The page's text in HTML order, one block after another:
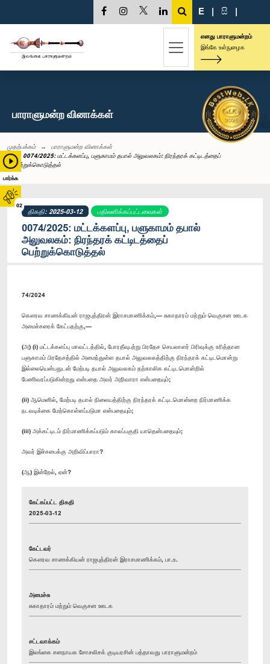
பார்க்க
02
E | සි |
எனது பாராளுமன்றம்
இங்கே உள்நுழைக
பாராளுமன்ற வினாக்கள்
முதற்பக்கம்
பாராளுமன்ற வினாக்கள்
0074/2025: மட்டக்களப்பு, பளுகாமம் தபால் அலுவலகம்: நிரந்தரக் கட்டிடத்தைப்
பெற்றுக்கொடுத்தல்
திகதி: 2025-03-12 பதிலளிக்கப்பட்டவைகள்
0074/2025: மட்டக்களப்பு, பளுகாமம் தபால்
அலுவலகம்: நிரந்தரக் கட்டிடத்தைப்
பெற்றுக்கொடுத்தல்
74/2024
கௌரவ சாணக்கியன் ராஜபுத்திரன் இராசமாணிக்கம்,— சுகாதாரம் மற்றும் வெகுசன ஊடக
அமைச்சரைக் கேட்பதற்கு,—
(அ) (i) மட்டக்களப்பு மாவட்டத்தில், போரதீவுபற்று பிரதேச செயலாளர் பிரிவுக்கு உரித்தான
பளுகாமம் பிரதேசத்தில் அமைந்துள்ள தபால் அலுவலகத்திற்கு நிரந்தரக் கட்டிடமொன்று
இல்லையென்பதுடன் மேற்படி தபால் அலுவலகம் தற்காலிக கட்டிடமொன்றில்
பேணிவரப்படுகின்றது என்பதை அவர் அறிவாரா என்பதையும்;
(ii) ஆமெனில், மேற்படி தபால் நிலையத்திற்கு நிரந்தரக் கட்டிடமொன்றை நிர்மாணிக்க
நடவடிக்கை மேற்கொள்ளப்படுமா என்பதையும்;
(iii) அக்கட்டிடம் நிர்மாணிக்கப்படும் காலப்பகுதி யாதென்பதையும்;
அவர் இச்சபைக்கு அறிவிப்பாரா?
(ஆ) இன்றேல், ஏன்?
கேட்கப்பட்ட திகதி
2025-03-12
கேட்டவர்
கௌரவ சாணக்கியன் ராஜபுத்திரன் இராசமாணிக்கம், பா.உ.
அமைச்சு
சுகாதாரம் மற்றும் வெகுசன ஊடக
சட்டவாக்கம்
இலங்கை சனநாயக சோசலிசக் குடியரசின் பத்தாவது பாராளுமன்றம்